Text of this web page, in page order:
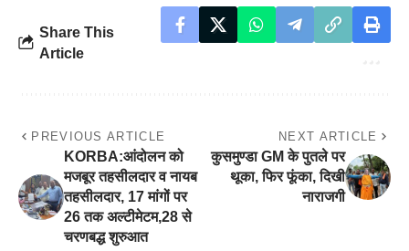
Share This
Article
PREVIOUS ARTICLE
KORBA:आंदोलन को
मजबूर तहसीलदार व नायब
तहसीलदार, 17 मांगों पर
26 तक अल्टीमेटम,28 से
चरणबद्ध शुरुआत
NEXT ARTICLE
कुसमुण्डा GM के पुतले पर
थूका, फिर फूंका, दिखी
नाराजगी